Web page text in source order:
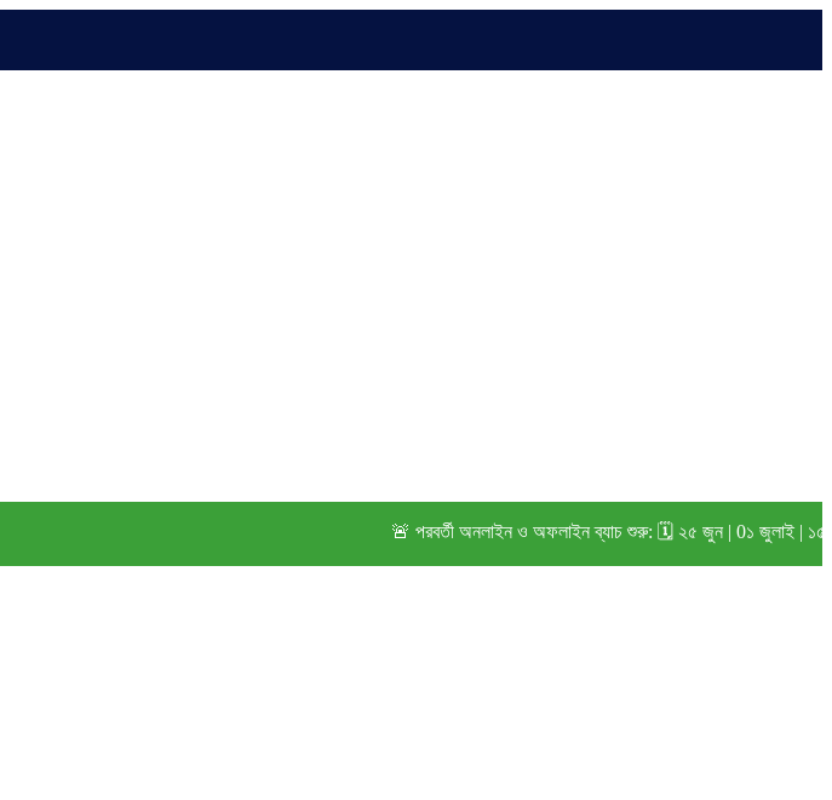
🚨 পরবর্তী অনলাইন ও অফলাইন ব্যাচ শুরু: 🗓️ ২৫ জুন | 0১ জুলাই | ১৫ জুলাই